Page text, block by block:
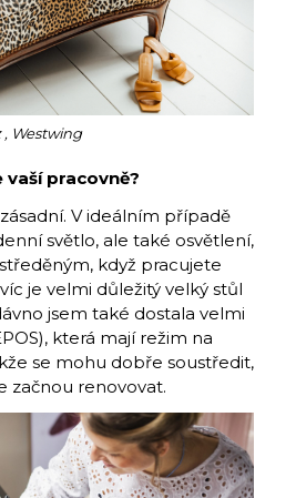
, Westwing
pracovně?
V ideálním případě
světlo, ale také osvětlení,
když pracujete
je velmi důležitý velký stůl
jsem také dostala velmi
která mají režim na
se mohu dobře soustředit,
začnou renovovat.